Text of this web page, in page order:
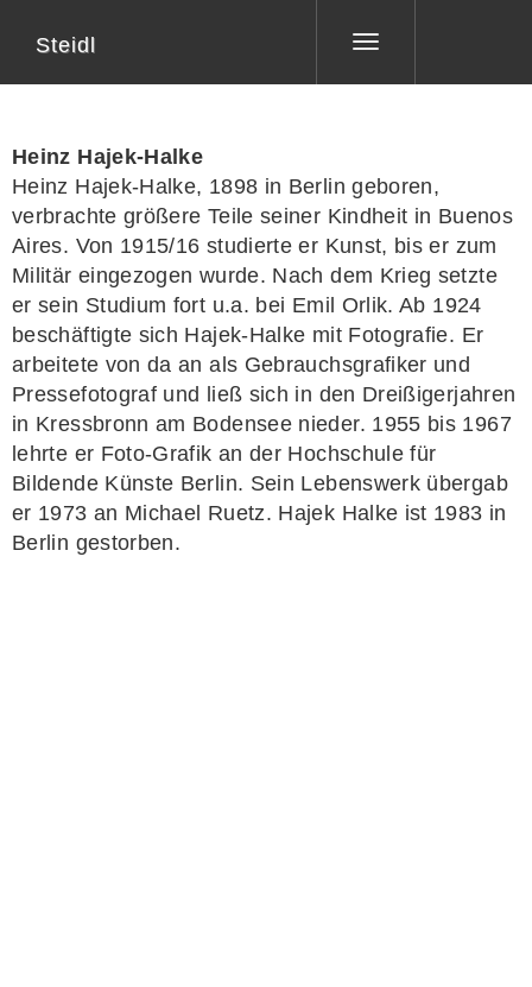
Toggle
Steidl
Heinz Hajek-Halke
Heinz Hajek-Halke, 1898 in Berlin geboren,
verbrachte größere Teile seiner Kindheit in Buenos
Aires. Von 1915/16 studierte er Kunst, bis er zum
Militär eingezogen wurde. Nach dem Krieg setzte
er sein Studium fort u.a. bei Emil Orlik. Ab 1924
beschäftigte sich Hajek-Halke mit Fotografie. Er
arbeitete von da an als Gebrauchsgrafiker und
Pressefotograf und ließ sich in den Dreißigerjahren
in Kressbronn am Bodensee nieder. 1955 bis 1967
lehrte er Foto-Grafik an der Hochschule für
Bildende Künste Berlin. Sein Lebenswerk übergab
er 1973 an Michael Ruetz. Hajek Halke ist 1983 in
Berlin gestorben.